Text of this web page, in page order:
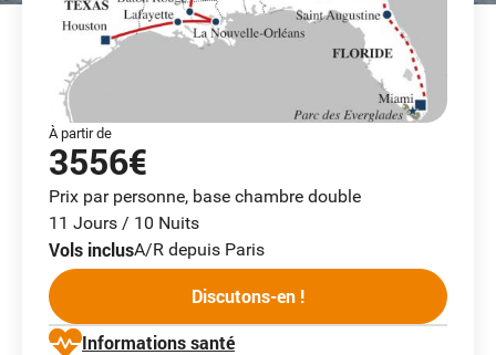
À partir de
3556€
Prix par personne, base chambre double
11 Jours / 10 Nuits
Vols inclusA/R depuis Paris
Discutons-en !
Informations santé